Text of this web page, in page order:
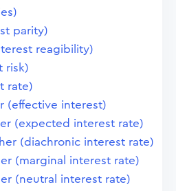
parity)
reagibility)
risk)
rate)
(effective interest)
(expected interest rate)
(diachronic interest rate)
(marginal interest rate)
(neutral interest rate)